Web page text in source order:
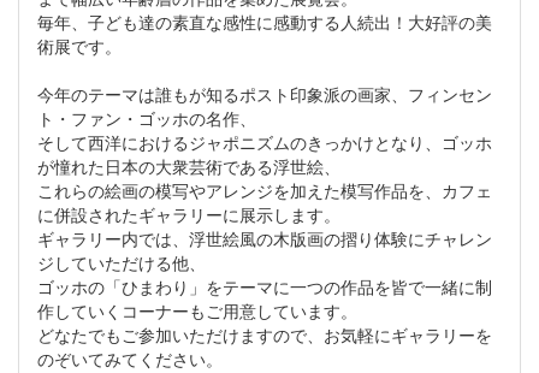
毎年、子ども達の素直な感性に感動する人続出！大好評の美
術展です。
今年のテーマは誰もが知るポスト印象派の画家、フィンセン
ト・ファン・ゴッホの名作、
そして西洋におけるジャポニズムのきっかけとなり、ゴッホ
が憧れた日本の大衆芸術である浮世絵、
これらの絵画の模写やアレンジを加えた模写作品を、カフェ
に併設されたギャラリーに展示します。
ギャラリー内では、浮世絵風の木版画の摺り体験にチャレン
ジしていただける他、
ゴッホの「ひまわり」をテーマに一つの作品を皆で一緒に制
作していくコーナーもご用意しています。
どなたでもご参加いただけますので、お気軽にギャラリーを
のぞいてみてください。